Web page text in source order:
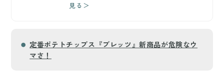
見る＞
定番ポテトチップス『ブレッツ』新商品が危険なウ
マさ！